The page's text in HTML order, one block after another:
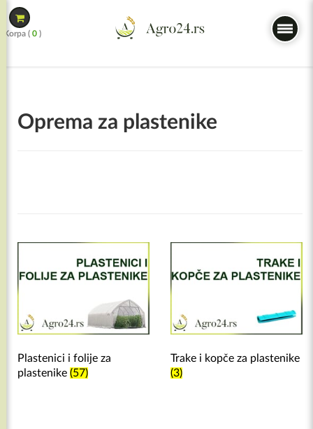
Skip
to
content
Korpa ( 0 )
Oprema za plastenike
Plastenici i folije za
plastenike (57)
Trake i kopče za plastenike
(3)